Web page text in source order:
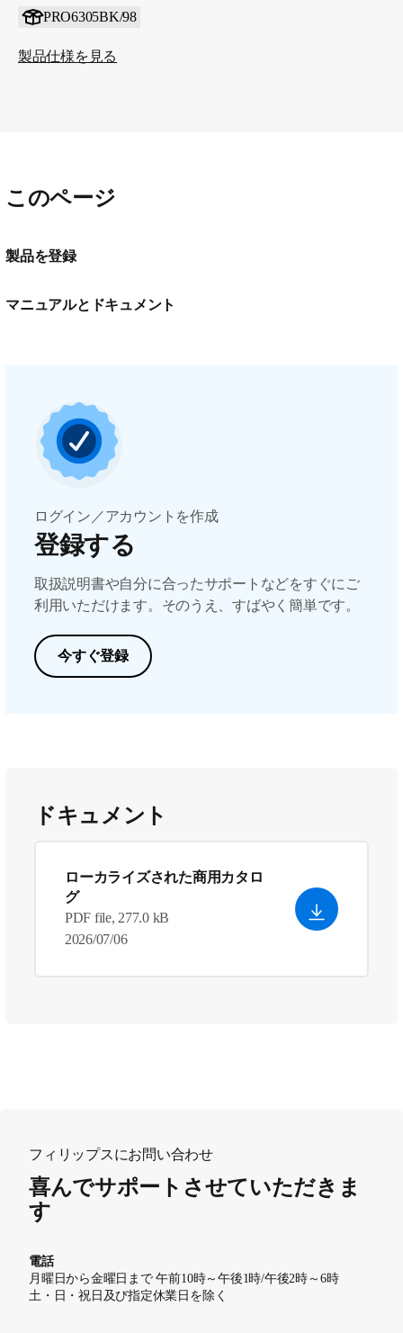
PRO6305BK/98
製品仕様を見る
このページ
製品を登録
マニュアルとドキュメント
ログイン／アカウントを作成
登録する
取扱説明書や自分に合ったサポートなどをすぐにご
利用いただけます。そのうえ、すばやく簡単です。
今すぐ登録
ドキュメント
ローカライズされた商用カタロ
グ
PDF file, 277.0 kB
2026/07/06
フィリップスにお問い合わせ
喜んでサポートさせていただきま
す
電話
月曜日から金曜日まで 午前10時～午後1時/午後2時～6時
土・日・祝日及び指定休業日を除く